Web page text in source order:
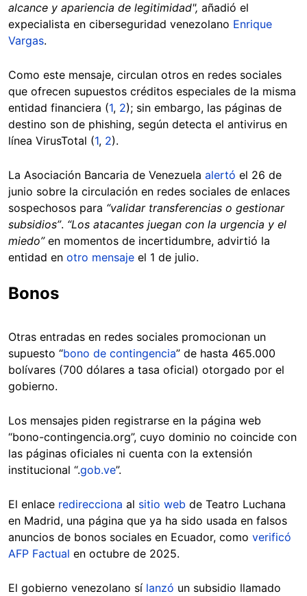
alcance y apariencia de legitimidad", añadió el
expecialista en ciberseguridad venezolano Enrique
Vargas.
Como este mensaje, circulan otros en redes sociales
que ofrecen supuestos créditos especiales de la misma
entidad financiera (1, 2); sin embargo, las páginas de
destino son de phishing, según detecta el antivirus en
línea VirusTotal (1, 2).
La Asociación Bancaria de Venezuela alertó el 26 de
junio sobre la circulación en redes sociales de enlaces
sospechosos para “validar transferencias o gestionar
subsidios”. “Los atacantes juegan con la urgencia y el
miedo”en momentos de incertidumbre, advirtió la
entidad en otro mensaje el 1 de julio.
Bonos
Otras entradas en redes sociales promocionan un
supuesto “bono de contingencia” de hasta 465.000
bolívares (700 dólares a tasa oficial) otorgado por el
gobierno.
Los mensajes piden registrarse en la página web
“bono-contingencia.org”, cuyo dominio no coincide con
las páginas oficiales ni cuenta con la extensión
institucional “.gob.ve”.
El enlace redirecciona al sitio web de Teatro Luchana
en Madrid, una página que ya ha sido usada en falsos
anuncios de bonos sociales en Ecuador, como verificó
AFP Factual en octubre de 2025.
El gobierno venezolano sí lanzó un subsidio llamado